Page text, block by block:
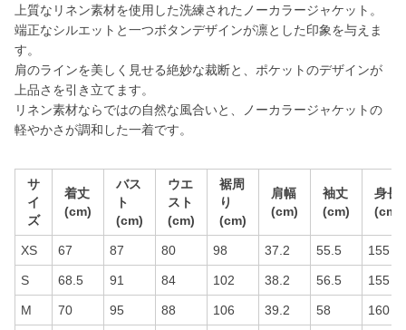
上質なリネン素材を使用した洗練されたノーカラージャケット。
端正なシルエットと一つボタンデザインが凛とした印象を与えま
す。
肩のラインを美しく見せる絶妙な裁断と、ポケットのデザインが
上品さを引き立てます。
リネン素材ならではの自然な風合いと、ノーカラージャケットの
軽やかさが調和した一着です。
サ
イ
ズ
着丈
(cm)
バス
ト
(cm)
ウエ
スト
(cm)
裾周
り
(cm)
肩幅
(cm)
袖丈
(cm)
身長
(cm)
XS 67 87 80 98 37.2 55.5 155
S 68.5 91 84 102 38.2 56.5 155
M 70 95 88 106 39.2 58 160